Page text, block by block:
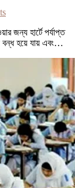
জন্য হার্টে পর্যাপ্ত
বন্ধ হয়ে যায় এবং…